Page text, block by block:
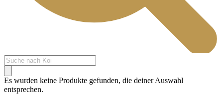
Products
search
Es wurden keine Produkte gefunden, die deiner Auswahl
entsprechen.